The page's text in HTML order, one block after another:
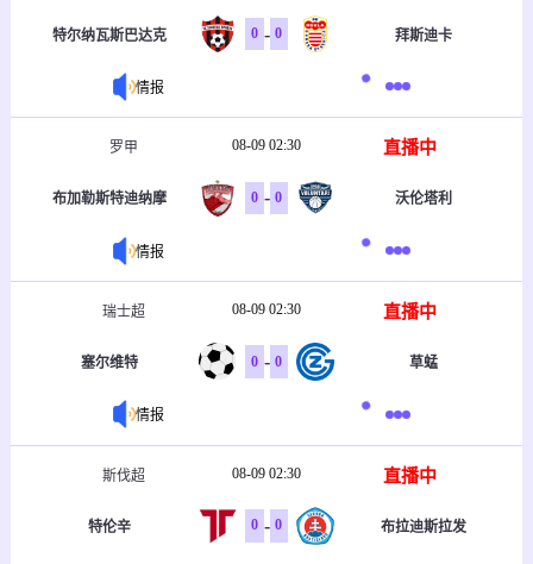
特尔纳瓦斯巴达克 0 - 0 拜斯迪卡
情报
罗甲 08-09 02:30 直播中
布加勒斯特迪纳摩 0 - 0 沃伦塔利
情报
瑞士超 08-09 02:30 直播中
塞尔维特 0 - 0 草蜢
情报
斯伐超 08-09 02:30 直播中
特伦辛 0 - 0 布拉迪斯拉发